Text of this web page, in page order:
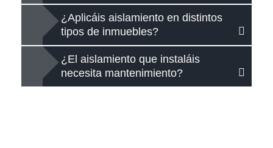
¿Aplicáis aislamiento en distintos
tipos de inmuebles?
¿El aislamiento que instaláis
necesita mantenimiento?